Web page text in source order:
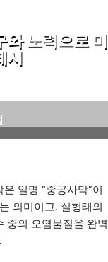
와 노력으로 미
시
일명 “중공사막”이
의미이고, 실형태의
중의 오염물질을 완벽